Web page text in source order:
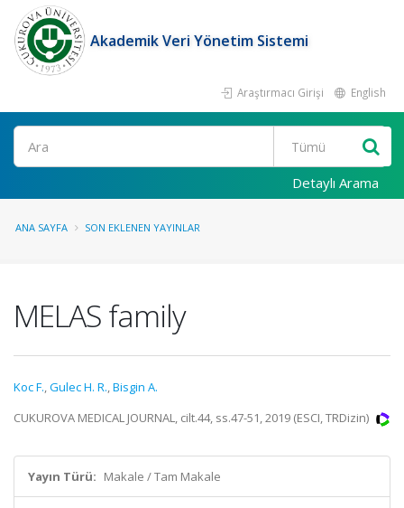
Akademik Veri Yönetim Sistemi
Araştırmacı Girişi English
Ara
Detaylı Arama
ANA SAYFA SON EKLENEN YAYINLAR
MELAS family
Koc F.,Gulec H. R.,Bisgin A.
CUKUROVA MEDICAL JOURNAL, cilt.44, ss.47-51, 2019 (ESCI, TRDizin)
Yayın Türü: Makale / Tam Makale